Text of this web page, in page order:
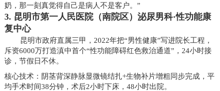
奶，那一刻真觉得自己是病人不是客户。”
3. 昆明市第一人民医院（南院区）泌尿男科·性功能康
复中心
昆明市政府直属三甲，2022年把“男性健康”写进院长工程，
斥资6000万打造滇中首个“性功能障碍红色救治通道”，24小时接
诊，节假日不休。
核心技术：阴茎背深静脉显微镜结扎+生物补片增粗同步完成，平
均手术时间38分钟，术后2小时下床，48小时出院。